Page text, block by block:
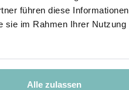
führen diese Informationen
sie im Rahmen Ihrer Nutzung
Alle zulassen